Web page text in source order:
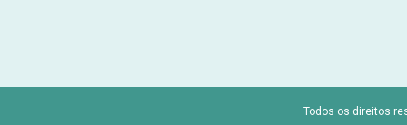
Todos os direitos